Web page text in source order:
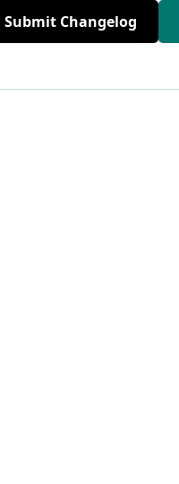
Submit Changelog